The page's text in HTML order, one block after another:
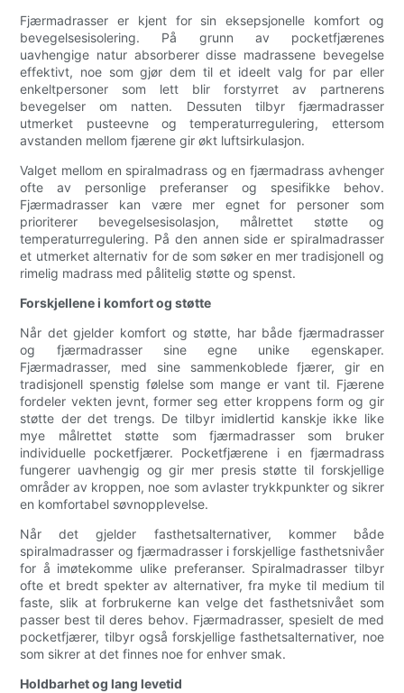
Fjærmadrasser er kjent for sin eksepsjonelle komfort og
bevegelsesisolering. På grunn av pocketfjærenes
uavhengige natur absorberer disse madrassene bevegelse
effektivt, noe som gjør dem til et ideelt valg for par eller
enkeltpersoner som lett blir forstyrret av partnerens
bevegelser om natten. Dessuten tilbyr fjærmadrasser
utmerket pusteevne og temperaturregulering, ettersom
avstanden mellom fjærene gir økt luftsirkulasjon.
Valget mellom en spiralmadrass og en fjærmadrass avhenger
ofte av personlige preferanser og spesifikke behov.
Fjærmadrasser kan være mer egnet for personer som
prioriterer bevegelsesisolasjon, målrettet støtte og
temperaturregulering. På den annen side er spiralmadrasser
et utmerket alternativ for de som søker en mer tradisjonell og
rimelig madrass med pålitelig støtte og spenst.
Forskjellene i komfort og støtte
Når det gjelder komfort og støtte, har både fjærmadrasser
og fjærmadrasser sine egne unike egenskaper.
Fjærmadrasser, med sine sammenkoblede fjærer, gir en
tradisjonell spenstig følelse som mange er vant til. Fjærene
fordeler vekten jevnt, former seg etter kroppens form og gir
støtte der det trengs. De tilbyr imidlertid kanskje ikke like
mye målrettet støtte som fjærmadrasser som bruker
individuelle pocketfjærer. Pocketfjærene i en fjærmadrass
fungerer uavhengig og gir mer presis støtte til forskjellige
områder av kroppen, noe som avlaster trykkpunkter og sikrer
en komfortabel søvnopplevelse.
Når det gjelder fasthetsalternativer, kommer både
spiralmadrasser og fjærmadrasser i forskjellige fasthetsnivåer
for å imøtekomme ulike preferanser. Spiralmadrasser tilbyr
ofte et bredt spekter av alternativer, fra myke til medium til
faste, slik at forbrukerne kan velge det fasthetsnivået som
passer best til deres behov. Fjærmadrasser, spesielt de med
pocketfjærer, tilbyr også forskjellige fasthetsalternativer, noe
som sikrer at det finnes noe for enhver smak.
Holdbarhet og lang levetid